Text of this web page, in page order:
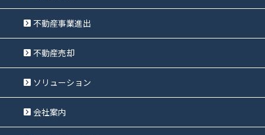
不動産事業進出
不動産売却
ソリューション
会社案内